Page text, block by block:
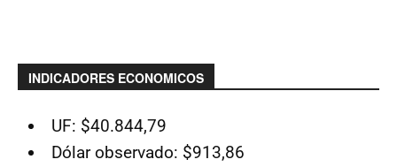
INDICADORES ECONOMICOS
UF: $40.844,79
Dólar observado: $913,86